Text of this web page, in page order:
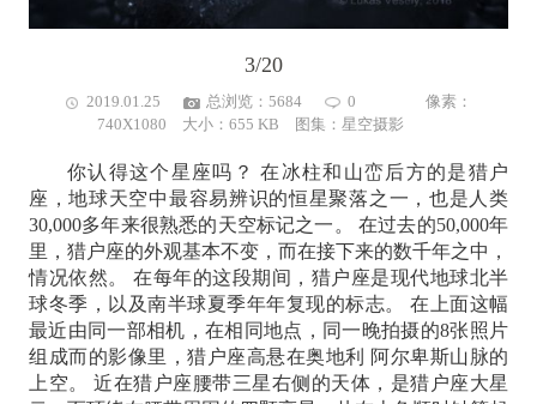
3/20
2019.01.25 总浏览：5684 0
像素：
740X1080 大小：655 KB 图集： 星空摄影
你认得这个星座吗？ 在冰柱和山峦后方的是猎户
座，地球天空中最容易辨识的恒星聚落之一，也是人类
30,000多年来很熟悉的天空标记之一。 在过去的50,000年
里，猎户座的外观基本不变，而在接下来的数千年之中，
情况依然。 在每年的这段期间，猎户座是现代地球北半
球冬季，以及南半球夏季年年复现的标志。 在上面这幅
最近由同一部相机，在相同地点，同一晚拍摄的8张照片
组成而的影像里，猎户座高悬在奥地利 阿尔卑斯山脉的
上空。 近在猎户座腰带三星右侧的天体，是猎户座大星